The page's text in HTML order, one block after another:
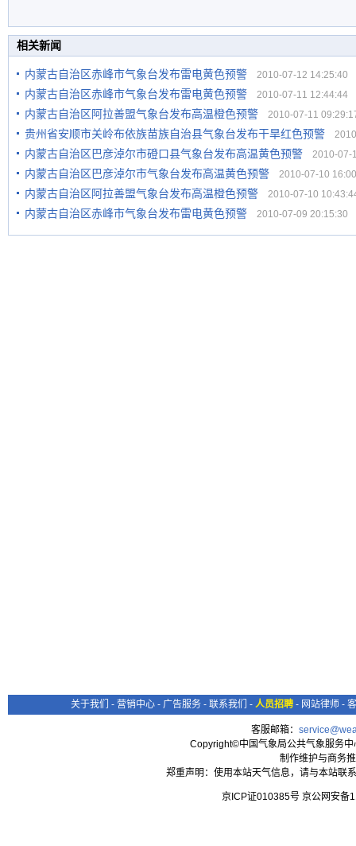
相关新闻
内蒙古自治区赤峰市气象台发布雷电黄色预警 2010-07-12 14:25:40
内蒙古自治区赤峰市气象台发布雷电黄色预警 2010-07-11 12:44:44
内蒙古自治区阿拉善盟气象台发布高温橙色预警 2010-07-11
贵州省安顺市关岭布依族苗族自治县气象台发布干旱红色预警
内蒙古自治区巴彦淖尔市磴口县气象台发布高温黄色预警 2010-07-
内蒙古自治区巴彦淖尔市气象台发布高温黄色预警 2010-07-10
内蒙古自治区阿拉善盟气象台发布高温橙色预警 2010-07-10
内蒙古自治区赤峰市气象台发布雷电黄色预警 2010-07-09 20:15:30
关于我们 - 营销中心 - 广告服务 - 联系我们 - 人员招聘 - 网站律师 -
客服邮箱：
Copyright©中国气象局公共气象服务
制作维护与商务
郑重声明：使用本站天气信息，请与本站联
京ICP证010385号 京公网安备